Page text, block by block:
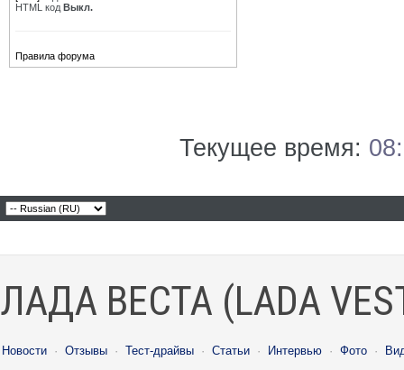
HTML код Выкл.
Правила форума
Текущее время:
ЛАДА ВЕСТА (LADA
Новости · Отзывы · Тест-драйвы · Статьи · Интервью · Фото ·